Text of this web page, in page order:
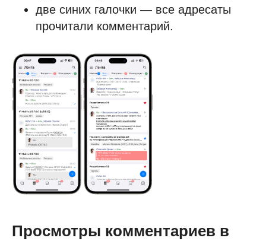
две синих галочки — все адресаты
прочитали комментарий.
Просмотры комментариев в